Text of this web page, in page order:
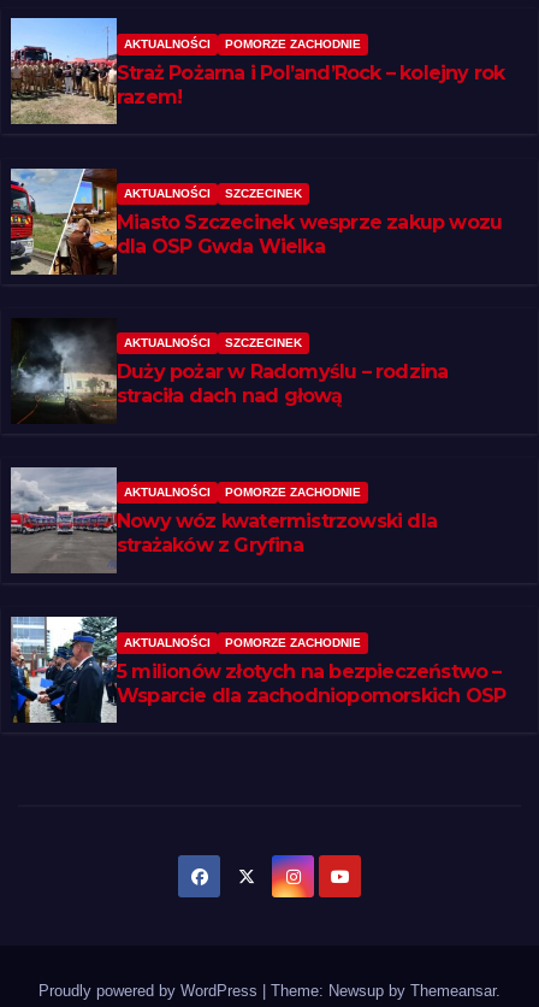
AKTUALNOŚCI POMORZE ZACHODNIE
Straż Pożarna i Pol’and’Rock – kolejny rok
razem!
AKTUALNOŚCI SZCZECINEK
Miasto Szczecinek wesprze zakup wozu
dla OSP Gwda Wielka
AKTUALNOŚCI SZCZECINEK
Duży pożar w Radomyślu – rodzina
straciła dach nad głową
AKTUALNOŚCI POMORZE ZACHODNIE
Nowy wóz kwatermistrzowski dla
strażaków z Gryfina
AKTUALNOŚCI POMORZE ZACHODNIE
5 milionów złotych na bezpieczeństwo –
Wsparcie dla zachodniopomorskich OSP
Proudly powered by WordPress Theme: Newsup by Themeansar.